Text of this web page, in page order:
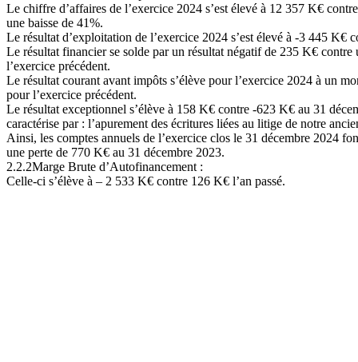
Le chiffre d’affaires de l’exercice 2024 s’est élevé à 12 357 K€
une baisse de 41%.
Le résultat d’exploitation de l’exercice 2024 s’est élevé à -3 445 K€
Le résultat financier se solde par un résultat négatif de 235 K€
l’exercice précédent.
Le résultat courant avant impôts s’élève pour l’exercice 2024 à un
pour l’exercice précédent.
Le résultat exceptionnel s’élève à 158 K€ contre -623 K€ au 31
caractérise par : l’apurement des écritures liées au litige de notre
Ainsi, les comptes annuels de l’exercice clos le 31 décembre 2024
une perte de 770 K€ au 31 décembre 2023.
2.2.2Marge Brute d’Autofinancement :
Celle-ci s’élève à – 2 533 K€ contre 126 K€ l’an passé.